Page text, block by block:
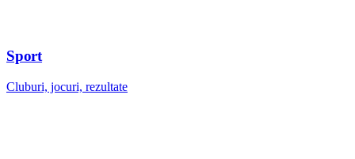
Sport
Cluburi, jocuri, rezultate